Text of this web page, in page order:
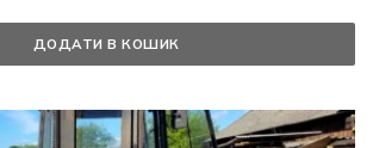
ДОДАТИ В КОШИК